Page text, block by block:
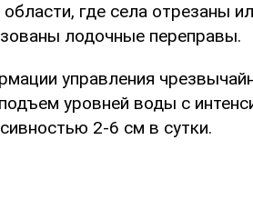
области, где села отрезаны
лодочные переправы.
управления
уровней воды с
2-6 см в сутки.